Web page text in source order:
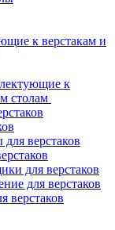
к верстакам и
к
столам
верстаков
для верстаков
для верстаков
верстаков